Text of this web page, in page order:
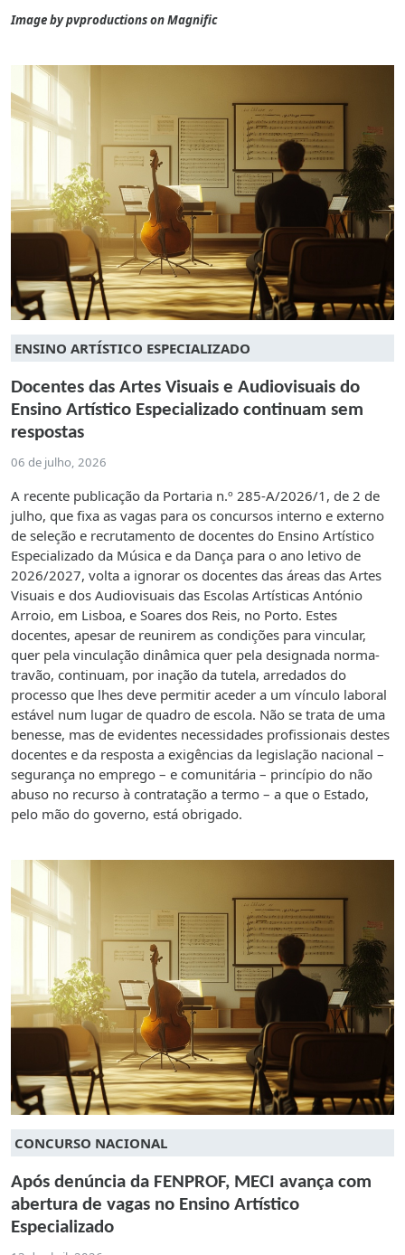
Image by pvproductions on Magnific
ENSINO ARTÍSTICO ESPECIALIZADO
Docentes das Artes Visuais e Audiovisuais do
Ensino Artístico Especializado continuam sem
respostas
06 de julho, 2026
A recente publicação da Portaria n.º 285-A/2026/1, de 2 de
julho, que fixa as vagas para os concursos interno e externo
de seleção e recrutamento de docentes do Ensino Artístico
Especializado da Música e da Dança para o ano letivo de
2026/2027, volta a ignorar os docentes das áreas das Artes
Visuais e dos Audiovisuais das Escolas Artísticas António
Arroio, em Lisboa, e Soares dos Reis, no Porto. Estes
docentes, apesar de reunirem as condições para vincular,
quer pela vinculação dinâmica quer pela designada norma-
travão, continuam, por inação da tutela, arredados do
processo que lhes deve permitir aceder a um vínculo laboral
estável num lugar de quadro de escola. Não se trata de uma
benesse, mas de evidentes necessidades profissionais destes
docentes e da resposta a exigências da legislação nacional –
segurança no emprego – e comunitária – princípio do não
abuso no recurso à contratação a termo – a que o Estado,
pelo mão do governo, está obrigado.
CONCURSO NACIONAL
Após denúncia da FENPROF, MECI avança com
abertura de vagas no Ensino Artístico
Especializado